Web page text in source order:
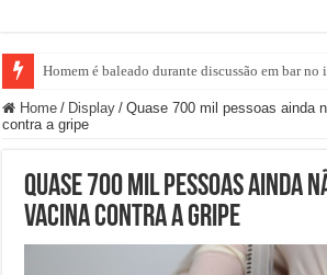
Homem é baleado durante discussão em bar
Exposição “De outros Carnavais” encerra
Home / Display / Quase 700 mil pessoas ainda
contra a gripe
Quase 700 mil pessoas ainda
vacina contra a gripe